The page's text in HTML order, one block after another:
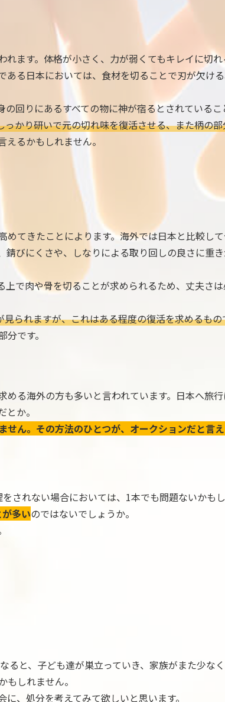
ます。体格が小さく、力が弱くてもキレイに切
る日本においては、食材を切ることで刃が欠け
回りにあるすべての物に神が宿るとされている
かり研いで元の切れ味を復活させる、また柄の
えるかもしれません。
てきたことによります。海外では日本と比較し
びにくさや、しなりによる取り回しの良さに重
で肉や骨を切ることが求められるため、丈夫さ
られますが、これはある程度の復活を求めるも
です。
る海外の方も多いと言われています。日本へ旅
か。
ん。その方法のひとつが、オークションだと言
されない場合においては、1本でも問題ないかも
多いのではないでしょうか。
と、子ども達が巣立っていき、家族がまた少な
しれません。
、処分を考えてみて欲しいと思います。